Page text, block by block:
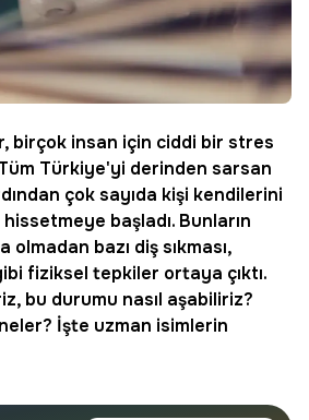
birçok insan için ciddi bir stres
Türkiye'yi derinden sarsan
çok sayıda kişi kendilerini
başladı. Bunların
bazı diş sıkması,
fiziksel tepkiler ortaya çıktı.
bu durumu nasıl aşabiliriz?
İşte uzman isimlerin